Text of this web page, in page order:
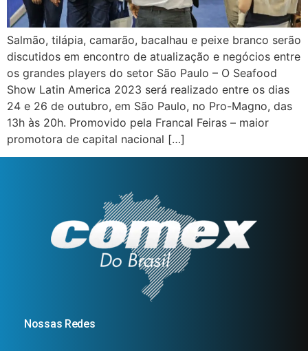
Salmão, tilápia, camarão, bacalhau e peixe branco serão
discutidos em encontro de atualização e negócios entre
os grandes players do setor São Paulo – O Seafood
Show Latin America 2023 será realizado entre os dias
24 e 26 de outubro, em São Paulo, no Pro-Magno, das
13h às 20h. Promovido pela Francal Feiras – maior
promotora de capital nacional […]
Nossas Redes